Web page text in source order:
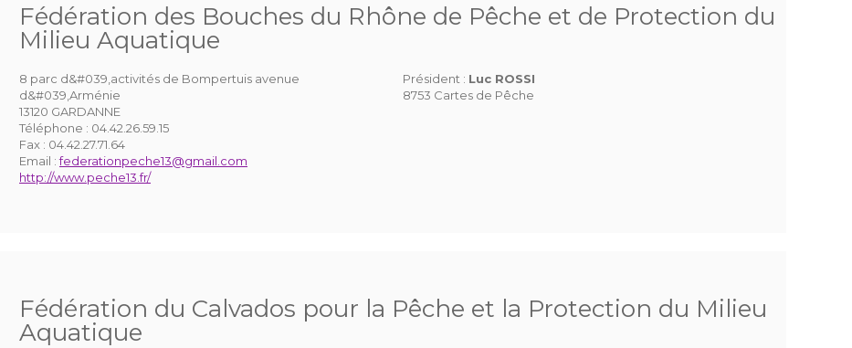
Fédération des Bouches du Rhône de Pêche et de Protection du
Milieu Aquatique
8 parc d&#039,activités de Bompertuis avenue
d&#039,Arménie
13120 GARDANNE
Téléphone : 04.42.26.59.15
Fax : 04.42.27.71.64
Email :federationpeche13@gmail.com
http://www.peche13.fr/
Président : Luc ROSSI
8753 Cartes de Pêche
Fédération du Calvados pour la Pêche et la Protection du Milieu
Aquatique